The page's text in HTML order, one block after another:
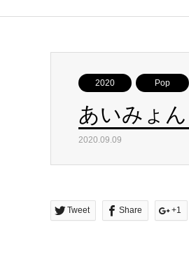
2020 Pop
あいみょ
2020.09.09
Tweet Share +1